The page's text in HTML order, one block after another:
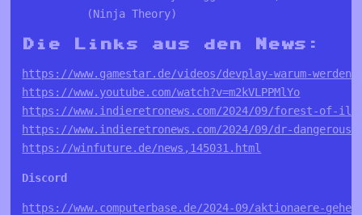
          (Ninja Theory)
Die Links aus den News:
https://www.gamestar.de/videos/devplay-warum-
https://www.youtube.com/watch?v=m2kVLPPMlYo
https://www.indieretronews.com/2024/09/forest-of-
https://www.indieretronews.com/2024/09/dr-
https://winfuture.de/news,145031.html
Discord
https://www.computerbase.de/2024-09/aktionaere-